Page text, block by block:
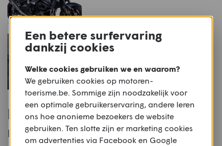
NIEUWS
Blokje rond op de nieuwe
Populaire routes voor deze
motor
Een betere surfervaring
dankzij cookies
Welke cookies gebruiken we en waarom?
We gebruiken cookies op motoren-
toerisme.be. Sommige zijn noodzakelijk voor
een optimale gebruikerservaring, andere leren
ons hoe anonieme bezoekers de website
gebruiken. Ten slotte zijn er marketing cookies
om advertenties via Facebook en Google